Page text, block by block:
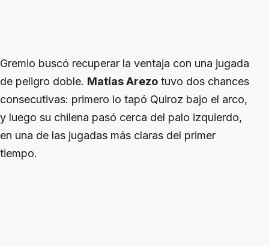
Gremio buscó recuperar la ventaja con una jugada
de peligro doble. Matías Arezo tuvo dos chances
consecutivas: primero lo tapó Quiroz bajo el arco,
y luego su chilena pasó cerca del palo izquierdo,
en una de las jugadas más claras del primer
tiempo.